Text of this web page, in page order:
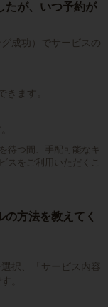
たが、いつ予約が
成功）でサービスの
きます。
待つ間、手配可能なキ
スをご利用いただくこ
方法を教えてく
択、「サービス内容
。